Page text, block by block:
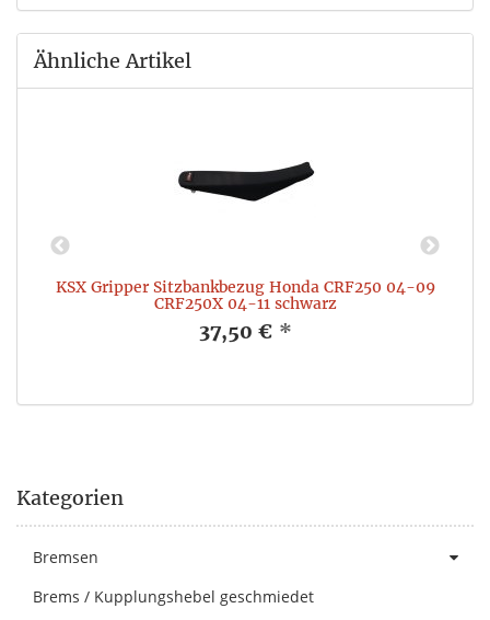
Ähnliche Artikel
KSX Gripper Sitzbankbezug Honda CRF250 04-09
CRF250X 04-11 schwarz
37,50 € *
Kategorien
Bremsen
Brems / Kupplungshebel geschmiedet